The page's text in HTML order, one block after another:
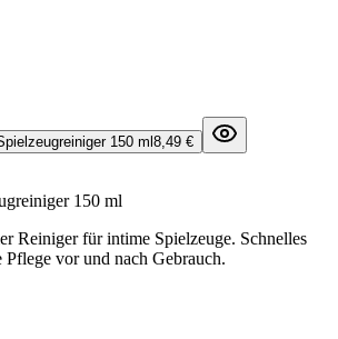
150 ml 8,49 €
150 ml
Reiniger für intime Spielzeuge. Schnelles
vor und nach Gebrauch.